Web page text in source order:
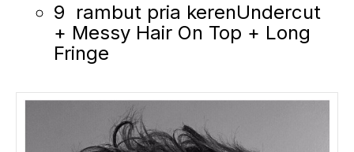
9 rambut pria kerenUndercut
+ Messy Hair On Top + Long
Fringe